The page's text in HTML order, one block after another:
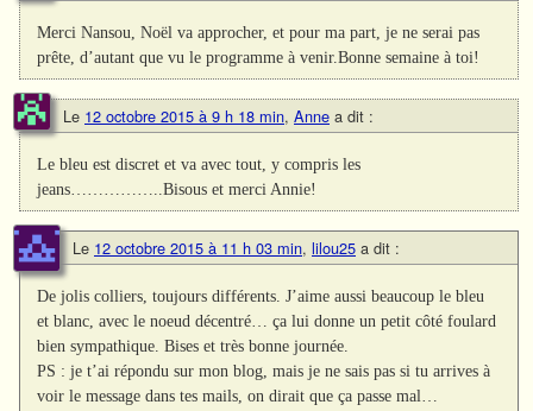
Merci Nansou, Noël va approcher, et pour ma part, je ne serai pas
prête, d’autant que vu le programme à venir.Bonne semaine à toi!
Le 12 octobre 2015 à 9 h 18 min, Anne a dit :
Le bleu est discret et va avec tout, y compris les
jeans……………..Bisous et merci Annie!
Le 12 octobre 2015 à 11 h 03 min, lilou25 a dit :
De jolis colliers, toujours différents. J’aime aussi beaucoup le bleu
et blanc, avec le noeud décentré… ça lui donne un petit côté foulard
bien sympathique. Bises et très bonne journée.
PS : je t’ai répondu sur mon blog, mais je ne sais pas si tu arrives à
voir le message dans tes mails, on dirait que ça passe mal…